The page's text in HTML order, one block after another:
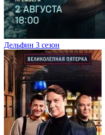
Дельфин 3 сезон